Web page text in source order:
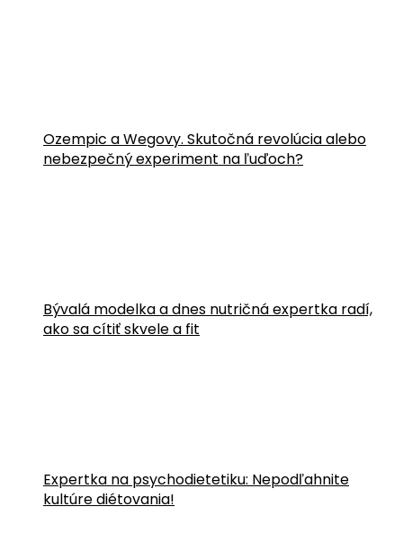
Ozempic a Wegovy. Skutočná revolúcia alebo
nebezpečný experiment na ľuďoch?
Bývalá modelka a dnes nutričná expertka radí,
ako sa cítiť skvele a fit
Expertka na psychodietetiku: Nepodľahnite
kultúre diétovania!